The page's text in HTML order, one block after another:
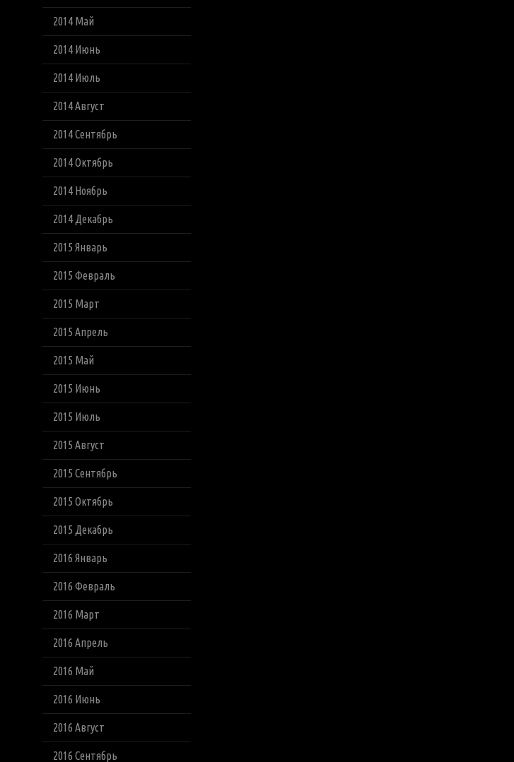
2014 Май
2014 Июнь
2014 Июль
2014 Август
2014 Сентябрь
2014 Октябрь
2014 Ноябрь
2014 Декабрь
2015 Январь
2015 Февраль
2015 Март
2015 Апрель
2015 Май
2015 Июнь
2015 Июль
2015 Август
2015 Сентябрь
2015 Октябрь
2015 Декабрь
2016 Январь
2016 Февраль
2016 Март
2016 Апрель
2016 Май
2016 Июнь
2016 Август
2016 Сентябрь